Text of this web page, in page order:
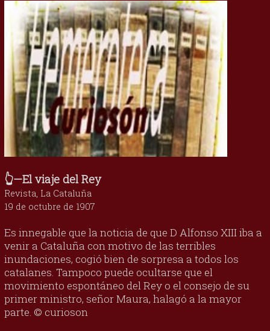
👆—El viaje del Rey
Revista, La Cataluña
19 de octubre de 1907
Es innegable que la noticia de que D Alfonso XIII iba a
venir a Cataluña con motivo de las terribles
inundaciones, cogió bien de sorpresa a todos los
catalanes. Tampoco puede ocultarse que el
movimiento espontáneo del Rey o el consejo de su
primer ministro, señor Maura, halagó a la mayor
parte. © curioson